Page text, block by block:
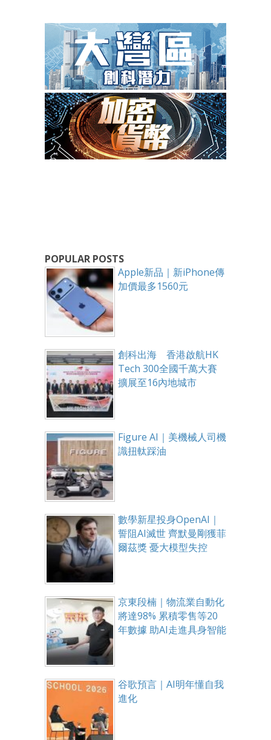
POPULAR POSTS
Apple新品｜新iPhone傳
加價最多1560元
創科出海 香港啟航HK
Tech 300全國千萬大賽
擴展至16內地城市
Figure AI｜美機械人司機
識扭軚踩油
數學新星投身OpenAI｜
誓阻AI滅世 齊默曼剛獲菲
爾茲獎 憂大模型失控
京東段楠｜物流業自動化
將達98% 累積零售等20
年數據 助AI走進具身智能
谷歌預言｜AI明年懂自我
進化